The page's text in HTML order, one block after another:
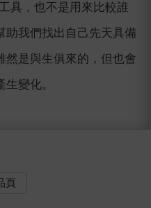
具，也不是用來比較誰
助我們找出自己先天具備
然是與生俱來的，但也會
變化。
頁